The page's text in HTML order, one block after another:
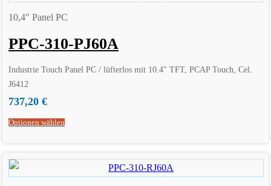
10,4" Panel PC
PPC-310-PJ60A
Industrie Touch Panel PC / lüfterlos mit 10.4″ TFT, PCAP Touch, Cel.
J6412
737,20 €
Optionen wählen